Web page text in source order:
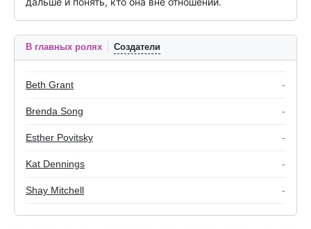
В главных ролях Создатели
Beth Grant -
Brenda Song -
Esther Povitsky -
Kat Dennings -
Shay Mitchell -